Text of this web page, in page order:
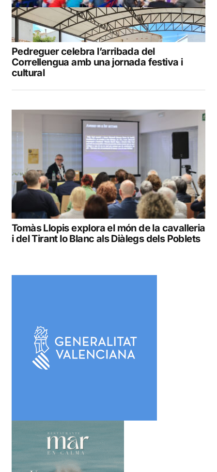
Pedreguer celebra l’arribada del
Correllengua amb una jornada festiva i
cultural
Tomàs Llopis explora el món de la cavalleria
i del Tirant lo Blanc als Diàlegs dels Poblets